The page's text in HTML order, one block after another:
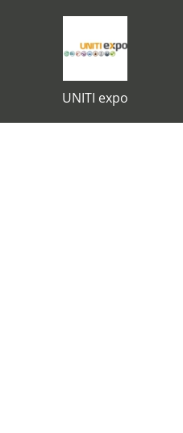
UNITI expo